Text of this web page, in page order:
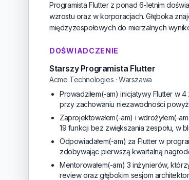
Programista Flutter z ponad 6-letnim
wzrostu oraz w korporacjach. Głęboka
międzyzespołowych do mierzalnych
DOŚWIADCZENIE
Starszy Programista Flutter
Acme Technologies · Warszawa
Prowadziłem(-am) inicjatywy Flutter w
przy zachowaniu niezawodności
Zaprojektowałem(-am) i wdrożyłem(-
19 funkcji bez zwiększania zespołu, w
Odpowiadałem(-am) za Flutter w
zdobywając pierwszą kwartalną
Mentorowałem(-am) 3 inżynierów,
review oraz głębokim sesjom